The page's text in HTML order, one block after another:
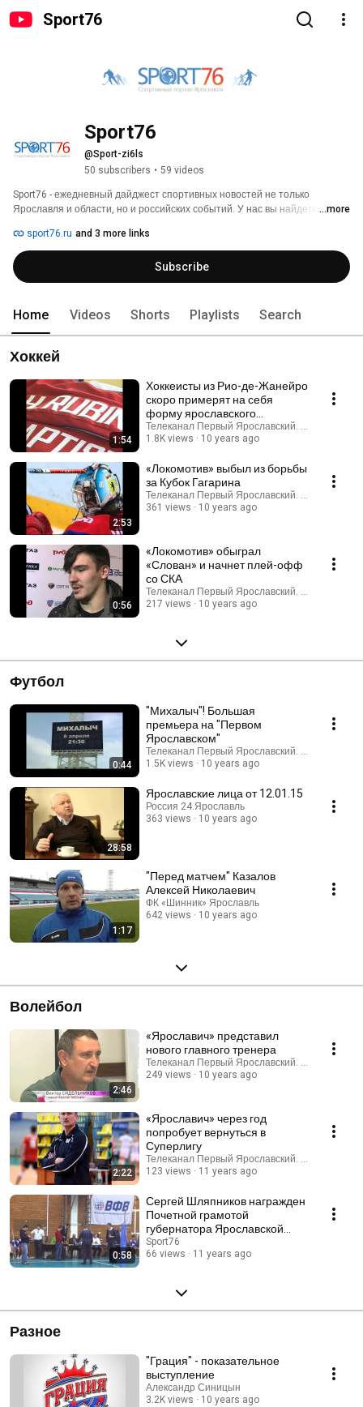
Sport76
Sport76
@Sport-zi6ls
50 subscribers • 59 videos
Sport76 - ежедневный дайджест спортивных новостей не только
Ярославля и области, но и российских событий. У нас вы найдете
интервью.
...more
sport76.ru and 3 more links
Subscribe
Home Videos Shorts Playlists Search
Хоккей
1:54
Хоккеисты из Рио-де-Жанейро
скоро примерят на себя
форму ярославского
«Локомотива»
Телеканал Первый Ярославский. Ярославль
1.8K views
10 years ago
2:53
«Локомотив» выбыл из борьбы
за Кубок Гагарина
Телеканал Первый Ярославский. Ярославль
361 views
10 years ago
0:56
«Локомотив» обыграл
«Слован» и начнет плей-офф
со СКА
Телеканал Первый Ярославский. Ярославль
217 views
10 years ago
Футбол
0:44
"Михалыч"! Большая
премьера на "Первом
Ярославском"
Телеканал Первый Ярославский. Ярославль
1.5K views
10 years ago
28:58
Ярославские лица от 12.01.15
Россия 24.Ярославль
363 views
10 years ago
1:17
"Перед матчем" Казалов
Алексей Николаевич
ФК «Шинник» Ярославль
642 views
10 years ago
Волейбол
2:46
«Ярославич» представил
нового главного тренера
Телеканал Первый Ярославский. Ярославль
249 views
10 years ago
2:22
«Ярославич» через год
попробует вернуться в
Суперлигу
Телеканал Первый Ярославский. Ярославль
123 views
11 years ago
0:58
Сергей Шляпников награжден
Почетной грамотой
губернатора Ярославской
области
Sport76
66 views
11 years ago
Разное
"Грация" - показательное
выступление
Александр Синицын
3.2K views
10 years ago